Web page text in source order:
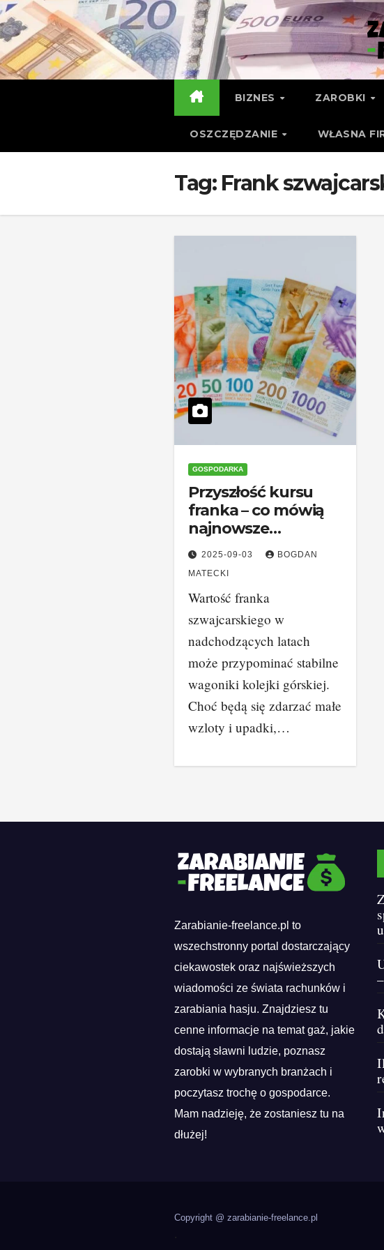
Skip
to
content
BIZNES ZAROBKI
OSZCZĘDZANIE WŁASNA
Tag: Frank
GOSPODARKA
Przyszłość kursu
franka – co mówią
najnowsze
prognozy?
2025-09-03
BOGDAN
MATECKI
Wartość franka
szwajcarskiego w
nadchodzących latach
może przypominać stabilne
wagoniki kolejki górskiej.
Choć będą się zdarzać małe
wzloty i upadki,…
Zarabianie-freelance.pl to
wszechstronny portal dostarczający
ciekawostek oraz najświeższych
wiadomości ze świata rachunków i
zarabiania hasju. Znajdziesz tu
cenne informacje na temat gaż, jakie
dostają sławni ludzie, poznasz
zarobki w wybranych branżach i
poczytasz trochę o gospodarce.
Mam nadzieję, że zostaniesz tu na
dłużej!
Copyright @ zarabianie-freelance.pl
.